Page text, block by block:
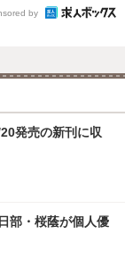
by
発売の新刊に収
部・桜蔭が個人優